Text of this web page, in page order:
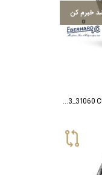
خبرم کن
ساعت مچی ابرهارد اند کو مدل MTE31060.03_31060 CU